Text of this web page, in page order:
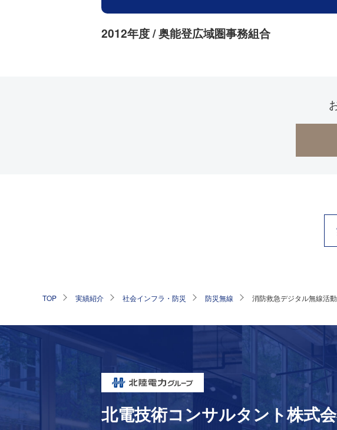
2012年度 / 奥能登広域圏事務組合
TOP 実績紹介 社会インフラ・防災 防災無線 消防救急デジタル無線活
北電技術コンサルタント株式